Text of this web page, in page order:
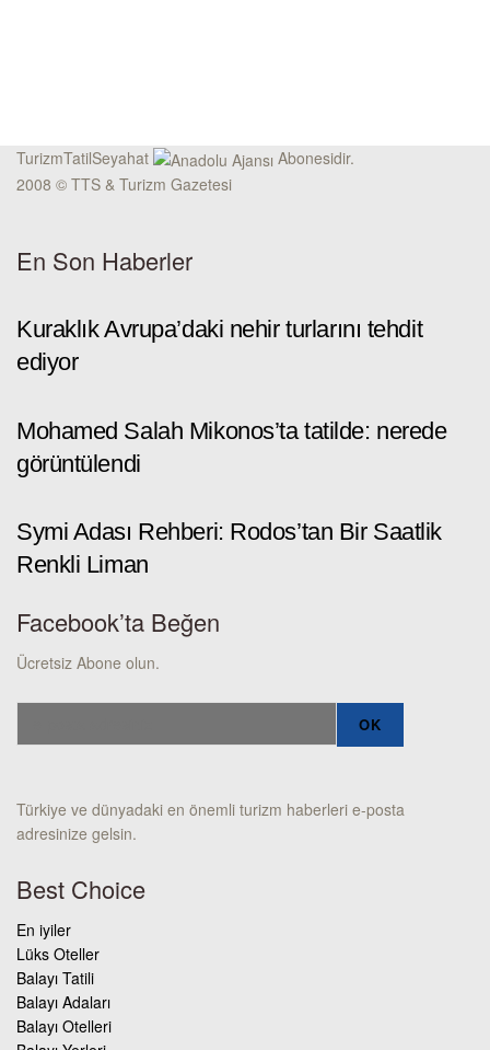
TurizmTatilSeyahat
Abonesidir.
2008 © TTS & Turizm Gazetesi
En Son Haberler
Kuraklık Avrupa’daki nehir turlarını tehdit
ediyor
Mohamed Salah Mikonos’ta tatilde: nerede
görüntülendi
Symi Adası Rehberi: Rodos’tan Bir Saatlik
Renkli Liman
Facebook’ta Beğen
Ücretsiz Abone olun.
Türkiye ve dünyadaki en önemli turizm haberleri e-posta
adresinize gelsin.
Best Choice
En iyiler
Lüks Oteller
Balayı Tatili
Balayı Adaları
Balayı Otelleri